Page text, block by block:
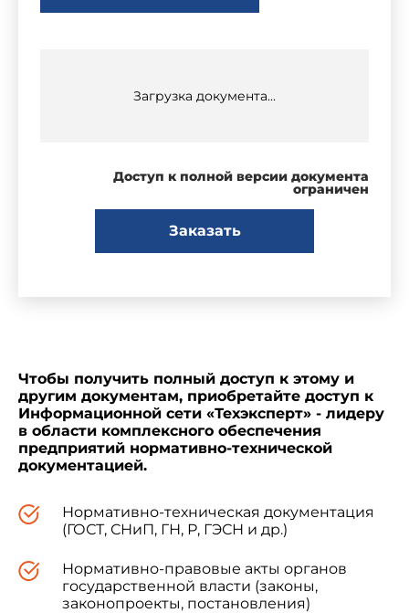
Загрузка документа...
Доступ к полной версии документа
ограничен
Заказать
Чтобы получить полный доступ к этому и
другим документам, приобретайте доступ к
Информационной сети «Техэксперт» - лидеру
в области комплексного обеспечения
предприятий нормативно-технической
документацией.
Нормативно-техническая документация
(ГОСТ, СНиП, ГН, Р, ГЭСН и др.)
Нормативно-правовые акты органов
государственной власти (законы,
законопроекты, постановления)